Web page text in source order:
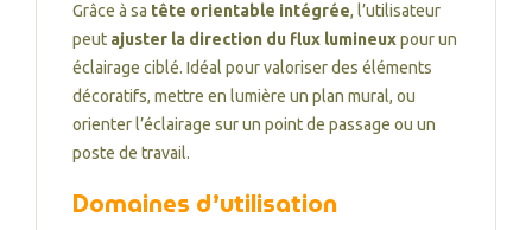
Grâce à sa tête orientable intégrée, l’utilisateur
peut ajuster la direction du flux lumineuxpour un
éclairage ciblé. Idéal pour valoriser des éléments
décoratifs, mettre en lumière un plan mural, ou
orienter l’éclairage sur un point de passage ou un
poste de travail.
Domaines d’utilisation